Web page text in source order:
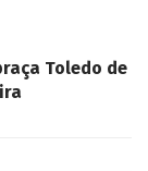
Toledo de